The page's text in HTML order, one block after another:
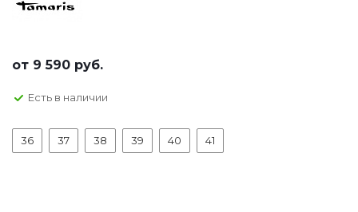
от 9 590 руб.
Есть в наличии
36 37 38 39 40 41